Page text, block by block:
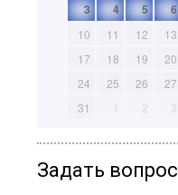
3
4 5 6
10
11 12 13
17
18 19 20
24
25 26 27
31
1 2 3
Задать вопрос